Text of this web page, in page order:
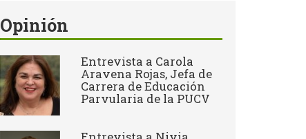
Opinión
Entrevista a Carola
Aravena Rojas, Jefa de
Carrera de Educación
Parvularia de la PUCV